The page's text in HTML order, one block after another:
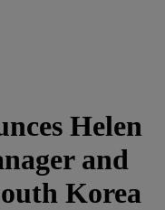
Helen
and
Korea